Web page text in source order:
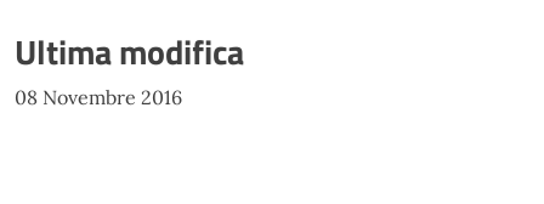
Ultima modifica
08 Novembre 2016